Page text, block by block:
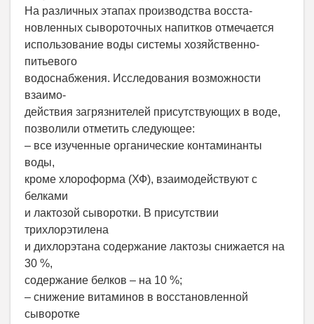
На различных этапах производства восста-
новленных сывороточных напитков отмечается
использование воды системы хозяйственно-
питьевого
водоснабжения. Исследования возможности
взаимо-
действия загрязнителей присутствующих в воде,
позволили отметить следующее:
– все изученные органические контаминанты
воды,
кроме хлороформа (ХФ), взаимодействуют с
белками
и лактозой сыворотки. В присутствии
трихлорэтилена
и дихлорэтана содержание лактозы снижается на
30 %,
содержание белков – на 10 %;
– снижение витаминов в восстановленной
сыворотке